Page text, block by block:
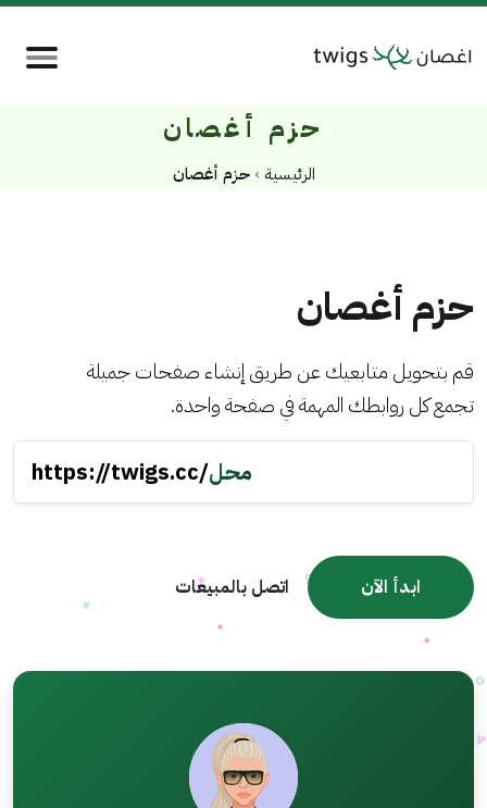
حزم أغصان
الرئيسية › حزم أغصان
حزم أغصان
قم بتحويل متابعيك عن طريق إنشاء صفحات جميلة
تجمع كل روابطك المهمة في صفحة واحدة.
https://twigs.cc/محل
ابدأ الآن اتصل بالمبيعات